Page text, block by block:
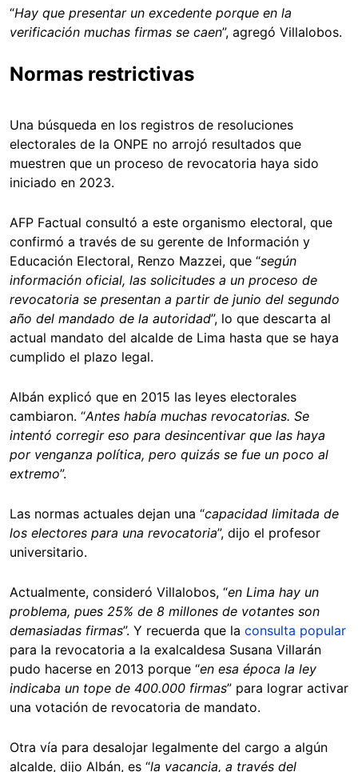
“Hay que presentar un excedente porque en la
verificación muchas firmas se caen”, agregó Villalobos.
Normas restrictivas
Una búsqueda en los registros de resoluciones
electorales de la ONPE no arrojó resultados que
muestren que un proceso de revocatoria haya sido
iniciado en 2023.
AFP Factual consultó a este organismo electoral, que
confirmó a través de su gerente de Información y
Educación Electoral, Renzo Mazzei, que “según
información oficial, las solicitudes a un proceso de
revocatoria se presentan a partir de junio del segundo
año del mandado de la autoridad”, lo que descarta al
actual mandato del alcalde de Lima hasta que se haya
cumplido el plazo legal.
Albán explicó que en 2015 las leyes electorales
cambiaron. “Antes había muchas revocatorias. Se
intentó corregir eso para desincentivar que las haya
por venganza política, pero quizás se fue un poco al
extremo”.
Las normas actuales dejan una “capacidad limitada de
los electores para una revocatoria”, dijo el profesor
universitario.
Actualmente, consideró Villalobos, “en Lima hay un
problema, pues 25% de 8 millones de votantes son
demasiadas firmas”. Y recuerda que la consulta popular
para la revocatoria a la exalcaldesa Susana Villarán
pudo hacerse en 2013 porque “en esa época la ley
indicaba un tope de 400.000 firmas” para lograr activar
una votación de revocatoria de mandato.
Otra vía para desalojar legalmente del cargo a algún
alcalde, dijo Albán, es “la vacancia, a través del